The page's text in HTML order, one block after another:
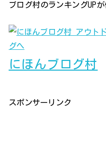
ブログ村のランキングUP
にほんブログ村
スポンサーリンク